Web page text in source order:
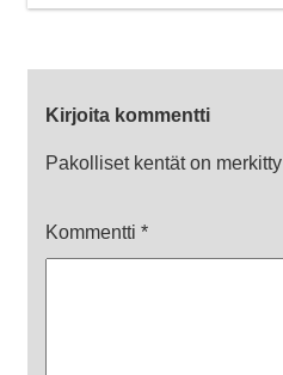
Kirjoita kommentti
Pakolliset kentät on merkitty
Kommentti *